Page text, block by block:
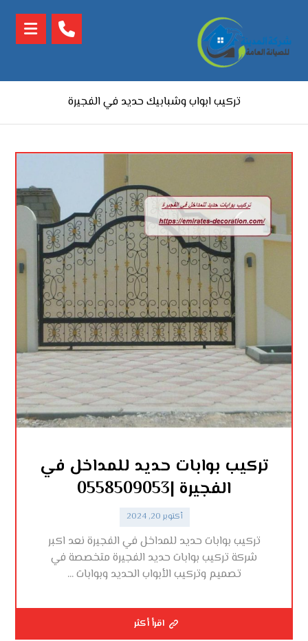
تركيب ابواب وشبابيك حديد في الفجيرة
تركيب بوابات حديد للمداخل في
الفجيرة |0558509053
أكتوبر 20, 2024
تركيب بوابات حديد للمداخل في الفجيرة نعد اكبر
شركة تركيب بوابات حديد الفجيرة متخصصة في
تصميم وتركيب الأبواب الحديد وبوابات ...
اقرأ أكثر